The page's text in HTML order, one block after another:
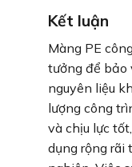
Kết luận
Màng PE
tưởng để
nguyên liệu
lượng công
và chịu lực
dụng rộng rãi